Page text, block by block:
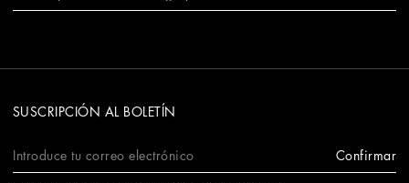
SUSCRIPCIÓN AL BOLETÍN
Confirmar